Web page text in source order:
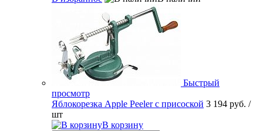
Быстрый
просмотр
Яблокорезка Apple Peeler с присоской 3 194 руб. /
шт
В корзину